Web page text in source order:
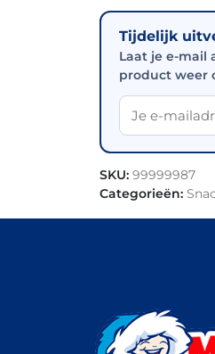
Tijdelijk
Laat je e-mail
product weer
SKU: 99999987
Categorieën: